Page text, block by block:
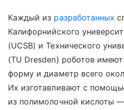
Каждый из разработанных
Калифорнийского
(UCSB) и Технического
(TU Dresden) роботов
форму и диаметр всего
Их изготавливают с
из полимолочной кислоты